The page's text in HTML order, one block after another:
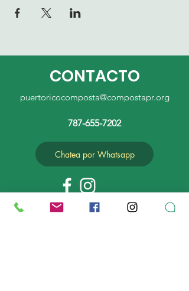
CONTACTO
puertoricocomposta@compostapr.org
787-655-7202
Chatea por Whatsapp